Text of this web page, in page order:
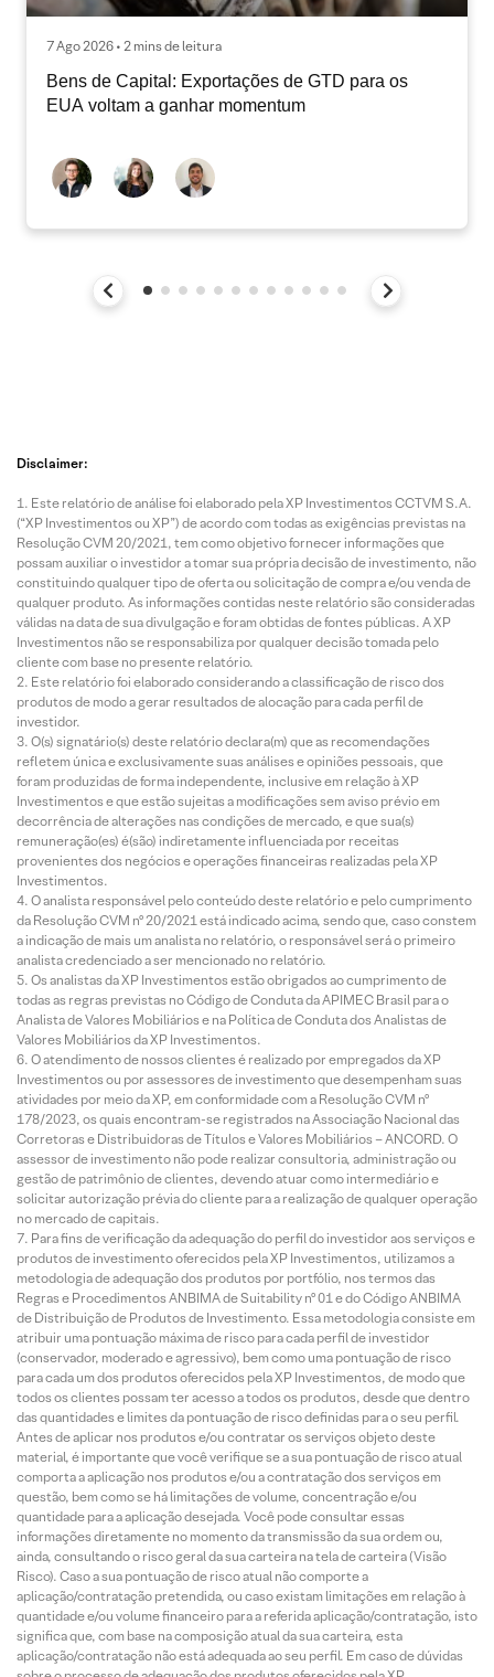
7 Ago 2026 • 2 mins de leitura
Bens de Capital: Exportações de GTD para os
EUA voltam a ganhar momentum
Disclaimer:
Este relatório de análise foi elaborado pela XP Investimentos CCTVM S.A.
(“XP Investimentos ou XP”) de acordo com todas as exigências previstas na
Resolução CVM 20/2021, tem como objetivo fornecer informações que
possam auxiliar o investidor a tomar sua própria decisão de investimento, não
constituindo qualquer tipo de oferta ou solicitação de compra e/ou venda de
qualquer produto. As informações contidas neste relatório são consideradas
válidas na data de sua divulgação e foram obtidas de fontes públicas. A XP
Investimentos não se responsabiliza por qualquer decisão tomada pelo
cliente com base no presente relatório.
Este relatório foi elaborado considerando a classificação de risco dos
produtos de modo a gerar resultados de alocação para cada perfil de
investidor.
O(s) signatário(s) deste relatório declara(m) que as recomendações
refletem única e exclusivamente suas análises e opiniões pessoais, que
foram produzidas de forma independente, inclusive em relação à XP
Investimentos e que estão sujeitas a modificações sem aviso prévio em
decorrência de alterações nas condições de mercado, e que sua(s)
remuneração(es) é(são) indiretamente influenciada por receitas
provenientes dos negócios e operações financeiras realizadas pela XP
Investimentos.
O analista responsável pelo conteúdo deste relatório e pelo cumprimento
da Resolução CVM nº 20/2021 está indicado acima, sendo que, caso constem
a indicação de mais um analista no relatório, o responsável será o primeiro
analista credenciado a ser mencionado no relatório.
Os analistas da XP Investimentos estão obrigados ao cumprimento de
todas as regras previstas no Código de Conduta da APIMEC Brasil para o
Analista de Valores Mobiliários e na Política de Conduta dos Analistas de
Valores Mobiliários da XP Investimentos.
O atendimento de nossos clientes é realizado por empregados da XP
Investimentos ou por assessores de investimento que desempenham suas
atividades por meio da XP, em conformidade com a Resolução CVM nº
178/2023, os quais encontram-se registrados na Associação Nacional das
Corretoras e Distribuidoras de Títulos e Valores Mobiliários – ANCORD. O
assessor de investimento não pode realizar consultoria, administração ou
gestão de patrimônio de clientes, devendo atuar como intermediário e
solicitar autorização prévia do cliente para a realização de qualquer operação
no mercado de capitais.
Para fins de verificação da adequação do perfil do investidor aos serviços e
produtos de investimento oferecidos pela XP Investimentos, utilizamos a
metodologia de adequação dos produtos por portfólio, nos termos das
Regras e Procedimentos ANBIMA de Suitability nº 01 e do Código ANBIMA
de Distribuição de Produtos de Investimento. Essa metodologia consiste em
atribuir uma pontuação máxima de risco para cada perfil de investidor
(conservador, moderado e agressivo), bem como uma pontuação de risco
para cada um dos produtos oferecidos pela XP Investimentos, de modo que
todos os clientes possam ter acesso a todos os produtos, desde que dentro
das quantidades e limites da pontuação de risco definidas para o seu perfil.
Antes de aplicar nos produtos e/ou contratar os serviços objeto deste
material, é importante que você verifique se a sua pontuação de risco atual
comporta a aplicação nos produtos e/ou a contratação dos serviços em
questão, bem como se há limitações de volume, concentração e/ou
quantidade para a aplicação desejada. Você pode consultar essas
informações diretamente no momento da transmissão da sua ordem ou,
ainda, consultando o risco geral da sua carteira na tela de carteira (Visão
Risco). Caso a sua pontuação de risco atual não comporte a
aplicação/contratação pretendida, ou caso existam limitações em relação à
quantidade e/ou volume financeiro para a referida aplicação/contratação, isto
significa que, com base na composição atual da sua carteira, esta
aplicação/contratação não está adequada ao seu perfil. Em caso de dúvidas